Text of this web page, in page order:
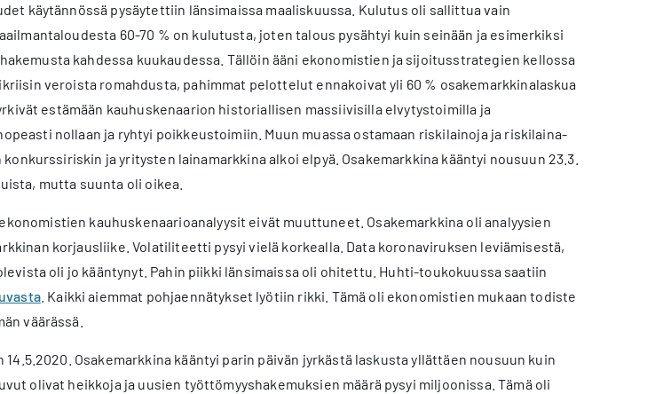
käytännössä pysäytettiin länsimaissa maaliskuussa. Kulutus oli sallittua vain
60-70 % on kulutusta, joten talous pysähtyi kuin seinään ja esimerkiksi
kahdessa kuukaudessa. Tällöin ääni ekonomistien ja sijoitusstrategien kellossa
veroista romahdusta, pahimmat pelottelut ennakoivat yli 60 % osakemarkkinalaskua
estämään kauhuskenaarion historiallisen massiivisilla elvytystoimilla ja
nollaan ja ryhtyi poikkeustoimiin. Muun muassa ostamaan riskilainoja ja riskilaina-
ja yritysten lainamarkkina alkoi elpyä. Osakemarkkina kääntyi nousuun 23.3.
mutta suunta oli oikea.
kauhuskenaarioanalyysit eivät muuttuneet. Osakemarkkina oli analyysien
korjausliike. Volatiliteetti pysyi vielä korkealla. Data koronaviruksen leviämisestä,
oli jo kääntynyt. Pahin piikki länsimaissa oli ohitettu. Huhti-toukokuussa saatiin
. Kaikki aiemmat pohjaennätykset lyötiin rikki. Tämä oli ekonomistien mukaan todiste
väärässä.
Osakemarkkina kääntyi parin päivän jyrkästä laskusta yllättäen nousuun kuin
olivat heikkoja ja uusien työttömyyshakemuksien määrä pysyi miljoonissa. Tämä oli